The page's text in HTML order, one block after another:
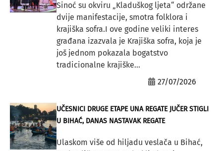
Sinoć su okviru „Kladuškog ljeta“ održane
dvije manifestacije, smotra folklora i
krajiška sofra.I ove godine veliki interes
građana izazvala je Krajiška sofra, koja je
još jednom pokazala bogatstvo
tradicionalne krajiške...
27/07/2026
UČESNICI DRUGE ETAPE UNA REGATE JUČER STIGLI
U BIHAĆ, DANAS NASTAVAK REGATE
Ulaskom više od hiljadu veslača u Bihać,